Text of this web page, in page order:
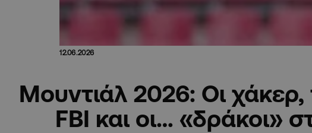
12.06.2026
Μουντιάλ 2026: Οι χάκερ,
FBI και οι… «δράκοι»